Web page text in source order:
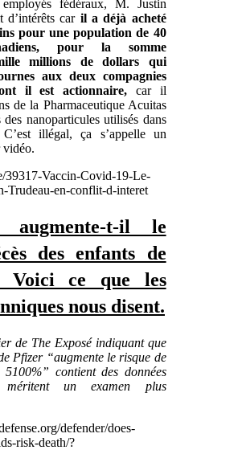
fédéraux, M. Justin
d’intérêts car il a déjà acheté
pour une population de 40
pour la somme
millions de dollars qui
aux deux compagnies
il est actionnaire, car il
de la Pharmaceutique Acuitas
nanoparticules utilisés dans
illégal, ça s’appelle un
vidéo.
39317-Vaccin-Covid-19-Le-
Trudeau-en-conflit-d-interet
augmente-t-il le
des enfants de
ce que les
nous disent.
de The Exposé indiquant que
Pfizer “augmente le risque de
5100%” contient des données
méritent un examen plus
defender/does-
risk-death/?